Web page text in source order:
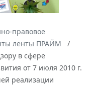
правовое
ленты ПРАЙМ
в сфере
от 7 июля 2010 г.
реализации